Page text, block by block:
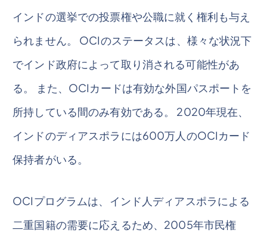
インドの選挙での投票権や公職に就く権利も与え
られません。 OCIのステータスは、様々な状況下
でインド政府によって取り消される可能性があ
る。 また、OCIカードは有効な外国パスポートを
所持している間のみ有効である。 2020年現在、
インドのディアスポラには600万人のOCIカード
保持者がいる。
OCIプログラムは、インド人ディアスポラによる
二重国籍の需要に応えるため、2005年市民権